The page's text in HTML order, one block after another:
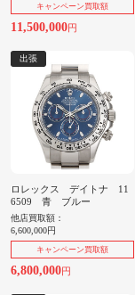
キャンペーン買取額
11,500,000円
出張
ロレックス デイトナ 11
6509 青 ブルー
他店買取額：
6,600,000円
キャンペーン買取額
6,800,000円